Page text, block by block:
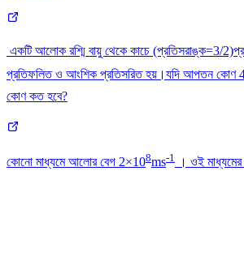
একটি আলোক রশ্মি বায়ু থেকে কাচে (প্রতিসরাঙ্ক=3/
প্রতিফলিত ও আংশিক প্রতিসরিত হয়।যদি আপতন কোণ
কোণ কত হবে?
কোনো মাধ্যমে আলোর বেগ 2×108ms-1 । ওই